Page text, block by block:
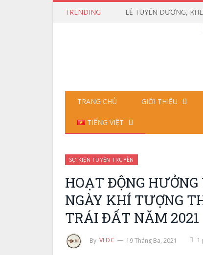
TRENDING
TRANG CHỦ GIỚI THIỆU
TIẾNG VIỆT
SỰ KIỆN TUYÊN TRUYỀN
HOẠT ĐỘNG
NGÀY KHÍ TƯỢNG
TRÁI ĐẤT NĂM 2021
By VLDC 19 Tháng Ba, 2021 1